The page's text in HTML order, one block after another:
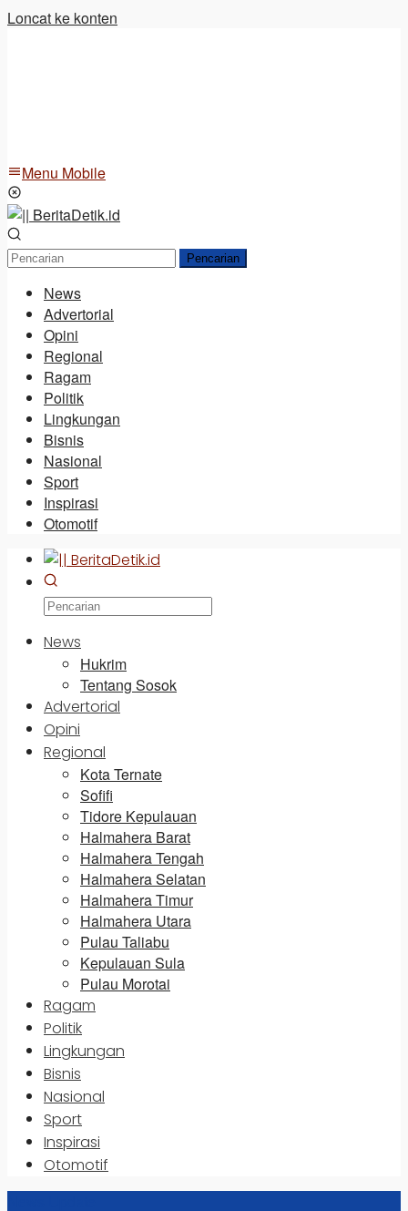
Loncat ke konten
Menu Mobile
Pencarian
News
Advertorial
Opini
Regional
Ragam
Politik
Lingkungan
Bisnis
Nasional
Sport
Inspirasi
Otomotif
News
Hukrim
Tentang Sosok
Advertorial
Opini
Regional
Kota Ternate
Sofifi
Tidore Kepulauan
Halmahera Barat
Halmahera Tengah
Halmahera Selatan
Halmahera Timur
Halmahera Utara
Pulau Taliabu
Kepulauan Sula
Pulau Morotai
Ragam
Politik
Lingkungan
Bisnis
Nasional
Sport
Inspirasi
Otomotif